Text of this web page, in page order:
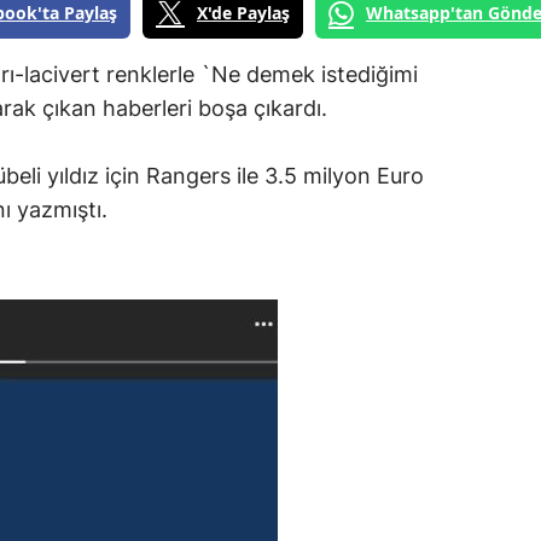
Paylaş X'de Paylaş Whatsapp'tan
lacivert renklerle `Ne demek istediğimi
çıkan haberleri boşa çıkardı.
yıldız için Rangers ile 3.5 milyon Euro
yazmıştı.